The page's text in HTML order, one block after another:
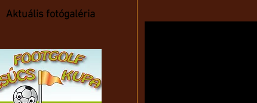
Aktuális fotógaléria